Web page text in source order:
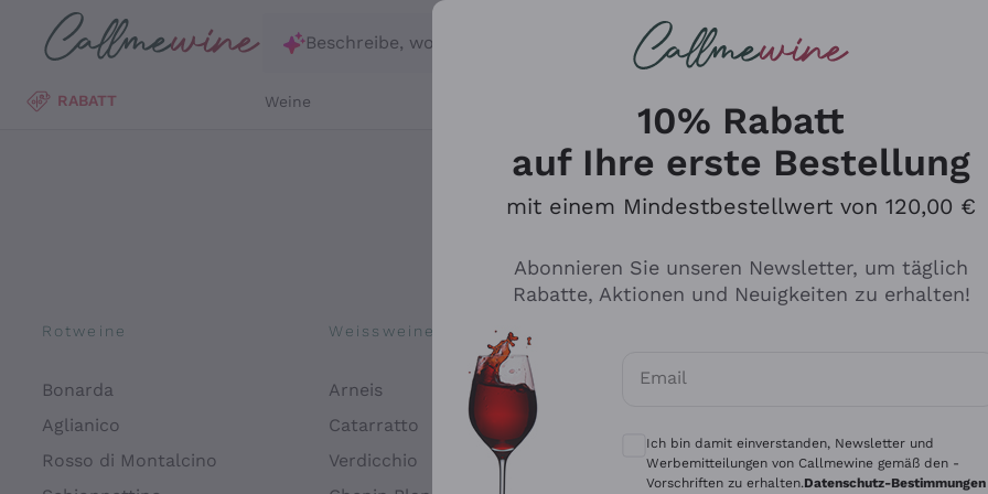
Zum Hauptinhalt springen
Beschreibe, wonach du suchst
RABATT Weine
Rotweine
Bonarda
Aglianico
Rosso di Montalcino
Weissweine
Arneis
Catarratto
Verdicchio
Tenuta San Leonardo
Alessandra Divella
Für
10% Rabatt
auf Ihre erste Bestellung
mit einem Mindestbestellwert von 120,00 €
Abonnieren Sie unseren Newsletter, um täglich
Rabatte, Aktionen und Neuigkeiten zu erhalten!
Email
Optionale Einwilligungen zum Erhalt von
Ich bin damit einverstanden, Newsletter und
Werbemitteilungen von Callmewine gemäß den -
Vorschriften zu erhalten.Datenschutz-Bestimmungen